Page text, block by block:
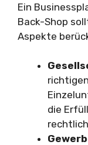
Ein
Back-Shop
Aspekte
die